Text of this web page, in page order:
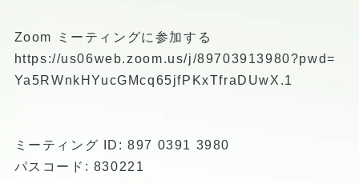
Zoom ミーティングに参加する
https://us06web.zoom.us/j/89703913980?pwd=
Ya5RWnkHYucGMcq65jfPKxTfraDUwX.1
ミーティング ID: 897 0391 3980
パスコード: 830221